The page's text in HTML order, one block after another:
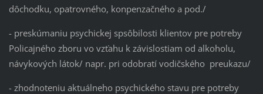
dôchodku, opatrovného, konpenzačného a pod./
- preskúmaniu psychickej spsôbilosti klientov pre potreby
Policajného zboru vo vzťahu k závislostiam od alkoholu,
návykových látok/ napr. pri odobratí vodičského preukazu/
- zhodnoteniu aktuálneho psychického stavu pre potreby